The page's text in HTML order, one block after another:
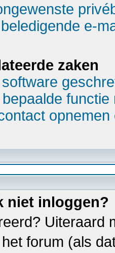
e-
zaken
niet inloggen?
Uiteraard
forum (als